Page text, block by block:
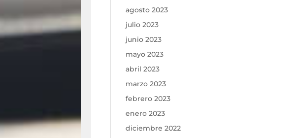
agosto 2023
julio 2023
junio 2023
mayo 2023
abril 2023
marzo 2023
febrero 2023
enero 2023
diciembre 2022